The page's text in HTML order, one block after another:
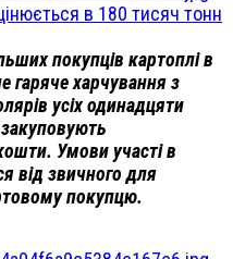
в 180 тисяч тонн
покупців картоплі в
гаряче харчування з
усіх одинадцяти
закуповують
Умови участі в
від звичного для
покупцю.